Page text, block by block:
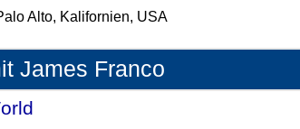
Alto, Kalifornien, USA
James Franco